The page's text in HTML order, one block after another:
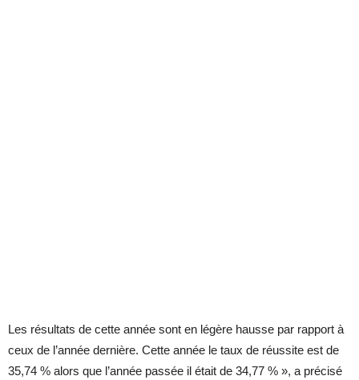
Les résultats de cette année sont en légère hausse par rapport à
ceux de l’année dernière. Cette année le taux de réussite est de
35,74 % alors que l’année passée il était de 34,77 % », a précisé